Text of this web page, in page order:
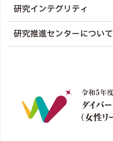
研究インテグリティ
研究推進センターについて